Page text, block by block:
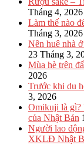
Tháng 4, 2026
Làm thế nào
Tháng 3, 2026
Nên huê nhà
23 Tháng 3,
Mùa hè trên
2026
Trước khi du
3, 2026
Omikuji là gì?
của Nhật Bản
Người lao
XKLĐ Nhật